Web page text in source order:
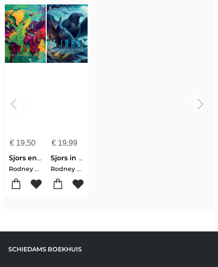
€19,50
Sjors en het Verbond der Deugden
Rodney Thrower
€19,99
Sjors in het land van de Gidsen
Rodney Thrower
SCHIEDAMS BOEKHUIS